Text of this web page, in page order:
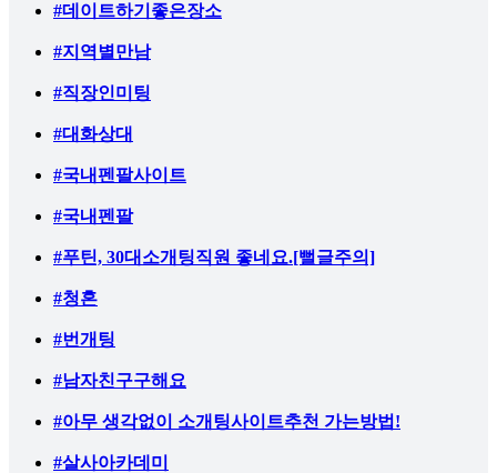
#데이트하기좋은장소
#지역별만남
#직장인미팅
#대화상대
#국내펜팔사이트
#국내펜팔
#푸틴, 30대소개팅직원 좋네요.[뻘글주의]
#청혼
#번개팅
#남자친구구해요
#아무 생각없이 소개팅사이트추천 가는방법!
#살사아카데미